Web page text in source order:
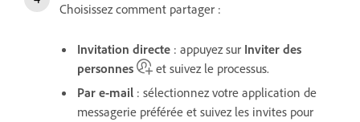
Choisissez comment partager :
Invitation directe : appuyez sur Inviter des
personnes
et suivez le processus.
Par e-mail : sélectionnez votre application de
messagerie préférée et suivez les invites pour